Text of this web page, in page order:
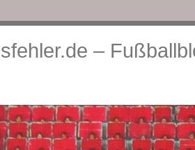
–